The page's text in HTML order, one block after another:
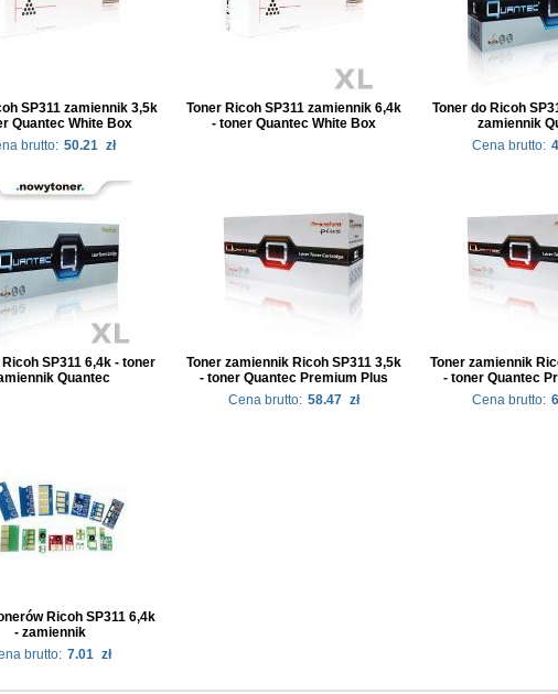
SP311 zamiennik 3,5k
Quantec White Box
brutto: 50.21 zł
Toner Ricoh SP311 zamiennik 6,4k
- toner Quantec White Box
Toner do Ricoh
zamiennik
Cena brutto:
SP311 6,4k - toner
Quantec
Toner zamiennik Ricoh SP311 3,5k
- toner Quantec Premium Plus
Cena brutto: 58.47 zł
Toner zamiennik
- toner Quantec
Cena brutto:
Ricoh SP311 6,4k
- zamiennik
brutto: 7.01 zł